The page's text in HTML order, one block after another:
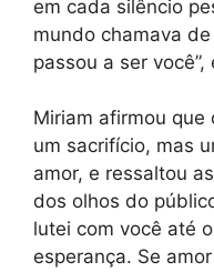
em cada silêncio
mundo chamava
passou a ser você”,
Miriam afirmou que
um sacrifício, mas
amor, e ressaltou
dos olhos do
lutei com você até
esperança. Se